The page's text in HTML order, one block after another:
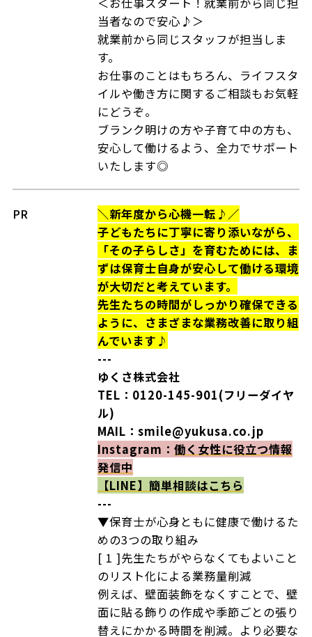
当者なので安心♪＞
就業前から同じスタッフが担当しま
す。
お仕事のことはもちろん、ライフスタ
イルや働き方に関するご相談もお気軽
にどうぞ。
ブランク明けの方や子育て中の方も、
安心して働けるよう、全力でサポート
いたします◎
PR
＼新年度から心機一転♪／
子どもたちに丁寧に寄り添いながら、
「その子らしさ」を育むためには、ま
ずは保育士自身が安心して働ける環境
が大切だと考えています。
先生たちの時間がしっかり確保できる
ように、さまざまな業務改善に取り組
んでいます♪
---
ゆくさ株式会社
TEL：0120-145-901(フリーダイヤ
ル)
MAIL：smile@yukusa.co.jp
Instagram： 働く女性に役立つ情報
発信中
【LINE】 簡単相談はこちら
---
▼保育士が心身ともに健康で働けるた
めの3つの取り組み
[ 1 ]先生たちがやらなくてもよいこと
のリスト化による業務量削減
例えば、壁面装飾をなくすことで、壁
面に貼る飾りの作成や季節ごとの張り
替えにかかる時間を削減。より必要な